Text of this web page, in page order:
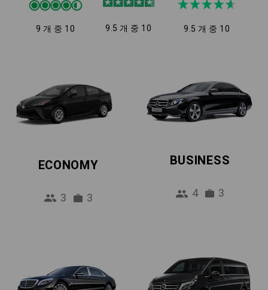
9 개 중 10 9.5 개 중 10 9.5 개 중 10
ECONOMY
3 3
BUSINESS
4 3